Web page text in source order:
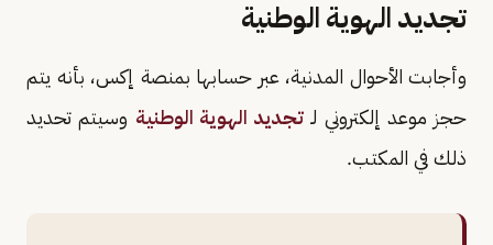
تجديد الهوية الوطنية
وأجابت الأحوال المدنية، عبر حسابها بمنصة إكس، بأنه يتم
حجز موعد إلكتروني لـ تجديد الهوية الوطنية وسيتم تحديد
ذلك في المكتب.